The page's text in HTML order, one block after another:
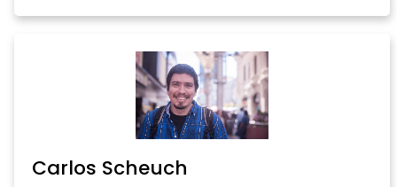
Carlos Scheuch